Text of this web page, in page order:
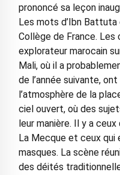
prononcé sa leçon
Les mots d’Ibn
Collège de France.
explorateur marocain
Mali, où il a
de l’année suivante,
l’atmosphère de la
ciel ouvert, où des
leur manière. Il y a
La Mecque et ceux
masques. La scène
des déités